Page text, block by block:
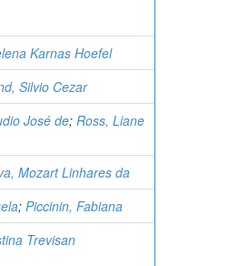
Karnas Hoefel
Silvio Cezar
José de; Ross, Liane
Mozart Linhares da
; Piccinin, Fabiana
Trevisan